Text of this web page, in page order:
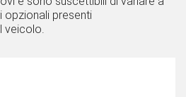
presenti
veicolo.